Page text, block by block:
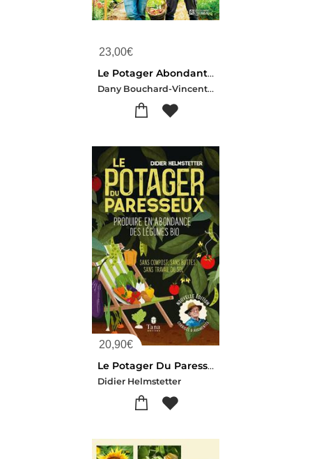
23,00€
Le Potager Abondant : Methode Pour Cultiver Mieux Et Recolter Plus
Dany Bouchard-Vincent Marcoux
20,90€
Le Potager Du Paresseux : Produire En Abondance Des Legumes Bio
Didier Helmstetter